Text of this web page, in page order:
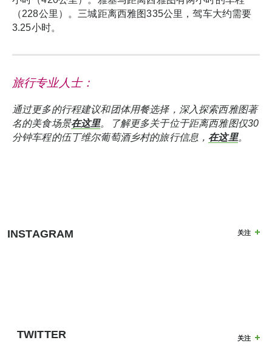
（228公里）。三城距离西雅图335公里，驾车大约需要
3.25小时。
旅行专业人士：
通过更多的行程建议和团体用餐选择，深入探索西雅图著
名的美食场景在这里。了解更多关于位于距离西雅图仅30
分钟车程的伍丁维尔葡萄酒乡村的旅行信息， 在这里。
关注
INSTAGRAM
关注
TWITTER